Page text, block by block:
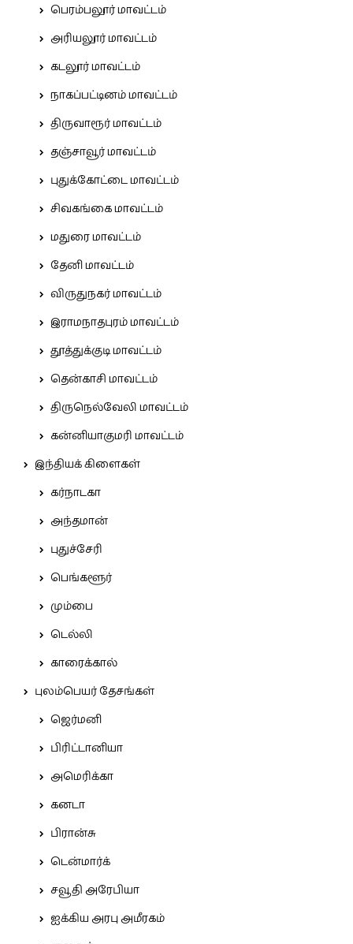
பெரம்பலூர் மாவட்டம்
அரியலூர் மாவட்டம்
கடலூர் மாவட்டம்
நாகப்பட்டினம் மாவட்டம்
திருவாரூர் மாவட்டம்
தஞ்சாவூர் மாவட்டம்
புதுக்கோட்டை மாவட்டம்
சிவகங்கை மாவட்டம்
மதுரை மாவட்டம்
தேனி மாவட்டம்
விருதுநகர் மாவட்டம்
இராமநாதபுரம் மாவட்டம்
தூத்துக்குடி மாவட்டம்
தென்காசி மாவட்டம்
திருநெல்வேலி மாவட்டம்
கன்னியாகுமரி மாவட்டம்
இந்தியக் கிளைகள்
கர்நாடகா
அந்தமான்
புதுச்சேரி
பெங்களூர்
மும்பை
டெல்லி
காரைக்கால்
புலம்பெயர் தேசங்கள்
ஜெர்மனி
பிரிட்டானியா
அமெரிக்கா
கனடா
பிரான்சு
டென்மார்க்
சவூதி அரேபியா
ஐக்கிய அரபு அமீரகம்